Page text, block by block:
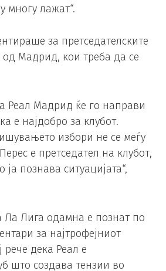
многу лажат“.
за претседателските
од Мадрид, кои треба да се
Реал Мадрид ќе го направи
е најдобро за клубот.
избори не се меѓу
е претседател на клубот,
ја познава ситуацијата“,
Ла Лига одамна е познат по
за најтрофејниот
рече дека Реал е
што создава тензии во